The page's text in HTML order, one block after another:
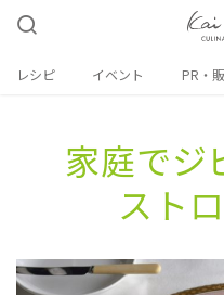
レシピ イベント PR・
家庭で​ジ
スト